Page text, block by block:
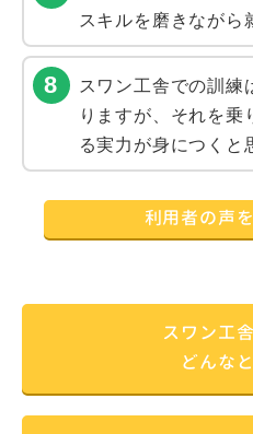
スキルを磨きながら
スワン工舎での訓練
りますが、それを乗
る実力が身につくと
利用者の声
スワン工
どんな